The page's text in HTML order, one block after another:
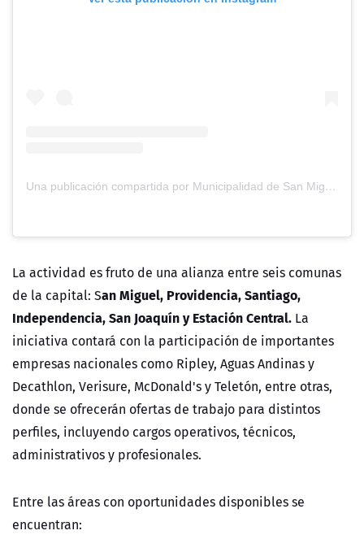
Una publicación compartida por Municipalidad de San Miguel (@sanmiguel_cl)
La actividad es fruto de una alianza entre seis comunas
de la capital: San Miguel, Providencia, Santiago,
Independencia, San Joaquín y Estación Central. La
iniciativa contará con la participación de importantes
empresas nacionales como Ripley, Aguas Andinas y
Decathlon, Verisure, McDonald's y Teletón, entre otras,
donde se ofrecerán ofertas de trabajo para distintos
perfiles, incluyendo cargos operativos, técnicos,
administrativos y profesionales.
Entre las áreas con oportunidades disponibles se
encuentran: